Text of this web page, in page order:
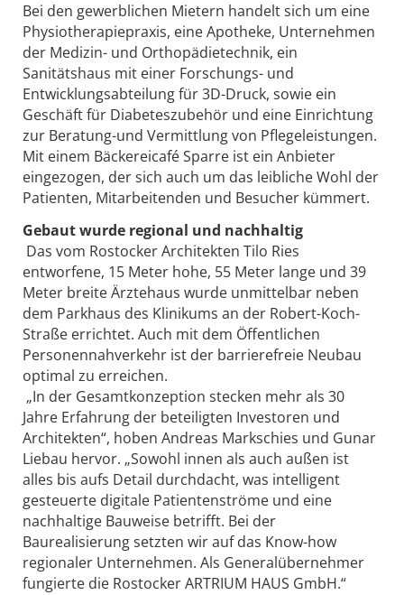
Bei den gewerblichen Mietern handelt sich um eine
Physiotherapiepraxis, eine Apotheke, Unternehmen
der Medizin- und Orthopädietechnik, ein
Sanitätshaus mit einer Forschungs- und
Entwicklungsabteilung für 3D-Druck, sowie ein
Geschäft für Diabeteszubehör und eine Einrichtung
zur Beratung-und Vermittlung von Pflegeleistungen.
Mit einem Bäckereicafé Sparre ist ein Anbieter
eingezogen, der sich auch um das leibliche Wohl der
Patienten, Mitarbeitenden und Besucher kümmert.
Gebaut wurde regional und nachhaltig
Das vom Rostocker Architekten Tilo Ries
entworfene, 15 Meter hohe, 55 Meter lange und 39
Meter breite Ärztehaus wurde unmittelbar neben
dem Parkhaus des Klinikums an der Robert-Koch-
Straße errichtet. Auch mit dem Öffentlichen
Personennahverkehr ist der barrierefreie Neubau
optimal zu erreichen.
„In der Gesamtkonzeption stecken mehr als 30
Jahre Erfahrung der beteiligten Investoren und
Architekten“, hoben Andreas Markschies und Gunar
Liebau hervor. „Sowohl innen als auch außen ist
alles bis aufs Detail durchdacht, was intelligent
gesteuerte digitale Patientenströme und eine
nachhaltige Bauweise betrifft. Bei der
Baurealisierung setzten wir auf das Know-how
regionaler Unternehmen. Als Generalübernehmer
fungierte die Rostocker ARTRIUM HAUS GmbH.“